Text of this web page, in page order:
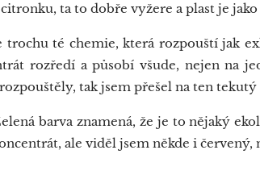
ta to dobře vyžere a plast je
té chemie, která rozpouští jak
rozředí a působí všude, nejen na
tak jsem přešel na ten tekutý
barva znamená, že je to nějaký
ale viděl jsem někde i červený,